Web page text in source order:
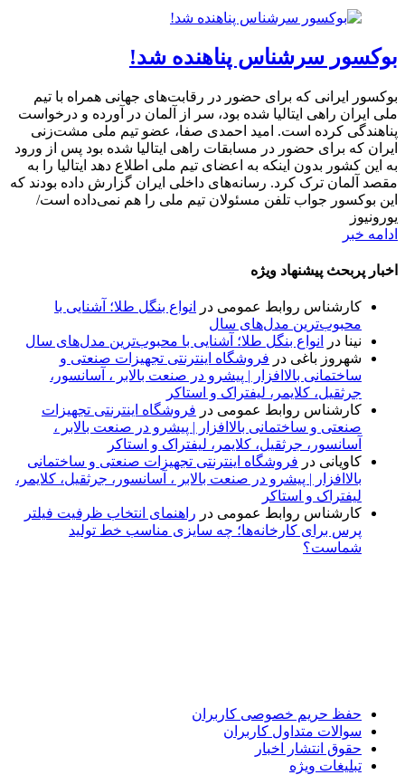
بوکسور سرشناس پناهنده شد!
بوکسور ایرانی که برای حضور در رقابت‌های جهانی همراه با تیم
ملی ایران راهی ایتالیا شده بود، سر از آلمان در آورده و درخواست
پناهندگی کرده است. امید احمدی صفا، عضو تیم ملی مشت‌زنی
ایران که برای حضور در مسابقات راهی ایتالیا شده بود پس از ورود
به این کشور بدون اینکه به اعضای تیم ملی اطلاع دهد ایتالیا را به
مقصد آلمان ترک کرد. رسانه‌های داخلی ایران گزارش داده بودند که
این بوکسور جواب تلفن مسئولان تیم ملی را هم نمی‌داده است/
یورونیوز
ادامه خبر
اخبار پربحث پیشنهاد ویژه
کارشناس روابط عمومی در
انواع بنگل طلا؛ آشنایی با
محبوب‌ترین مدل‌های سال
نینا در
انواع بنگل طلا؛ آشنایی با محبوب‌ترین مدل‌های سال
شهروز باغی در فروشگاه اینترنتی تجهیزات صنعتی و
ساختمانی بالاافزار | پیشرو در صنعت بالابر ، آسانسور،
جرثقیل، کلایمر، لیفتراک و استاکر
کارشناس روابط عمومی در فروشگاه اینترنتی تجهیزات
صنعتی و ساختمانی بالاافزار | پیشرو در صنعت بالابر ،
آسانسور، جرثقیل، کلایمر، لیفتراک و استاکر
کاویانی در فروشگاه اینترنتی تجهیزات صنعتی و ساختمانی
بالاافزار | پیشرو در صنعت بالابر ، آسانسور، جرثقیل، کلایمر،
لیفتراک و استاکر
کارشناس روابط عمومی در راهنمای انتخاب ظرفیت فیلتر
پرس برای کارخانه‌ها؛ چه سایزی مناسب خط تولید
شماست؟
حفظ حریم خصوصی کاربران
سوالات متداول کاربران
حقوق انتشار اخبار
تبلیغات ویژه